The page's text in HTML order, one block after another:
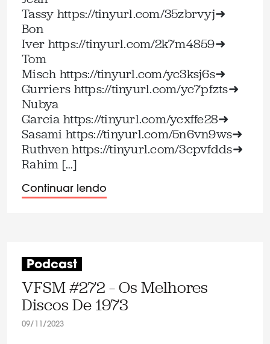
Tassy ⁠https://tinyurl.com/35zbrvyj⁠➜
Bon
Iver ⁠https://tinyurl.com/2k7m4859⁠➜
Tom
Misch ⁠https://tinyurl.com/yc3ksj6s⁠➜
Gurriers ⁠https://tinyurl.com/yc7pfzts⁠➜
Nubya
Garcia ⁠https://tinyurl.com/ycxffe28⁠➜
Sasami ⁠https://tinyurl.com/5n6vn9ws⁠➜
Ruthven ⁠https://tinyurl.com/3cpvfdds⁠➜
Rahim […]
Continuar lendo
Podcast
VFSM #272 – Os Melhores
Discos De 1973
09/11/2023